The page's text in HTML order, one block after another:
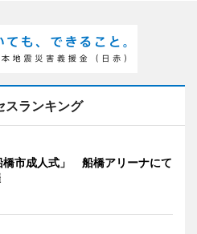
スランキング
橋市成人式」 船橋アリーナにて